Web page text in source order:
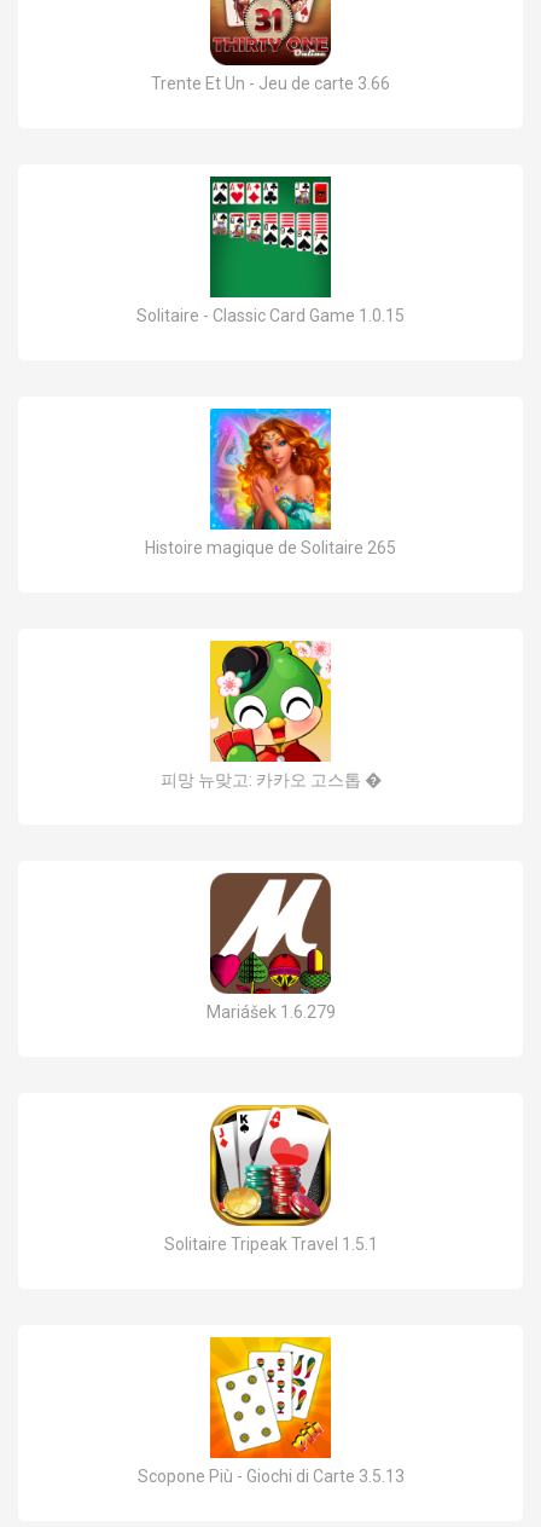
Trente Et Un - Jeu de carte 3.66
Solitaire - Classic Card Game 1.0.15
Histoire magique de Solitaire 265
피망 뉴맞고: 카카오 고스톱 �
Mariášek 1.6.279
Solitaire Tripeak Travel 1.5.1
Scopone Più - Giochi di Carte 3.5.13